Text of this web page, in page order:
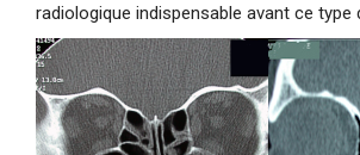
radiologique indispensable avant ce type